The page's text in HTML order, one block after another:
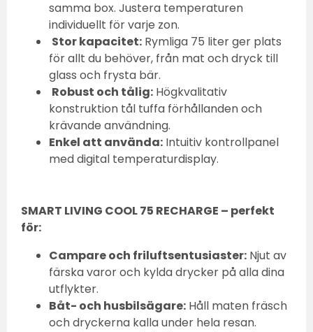
samma box. Justera temperaturen
individuellt för varje zon.
Stor kapacitet: Rymliga 75 liter ger plats
för allt du behöver, från mat och dryck till
glass och frysta bär.
Robust och tålig: Högkvalitativ
konstruktion tål tuffa förhållanden och
krävande användning.
Enkel att använda: Intuitiv kontrollpanel
med digital temperaturdisplay.
SMART LIVING COOL 75 RECHARGE – perfekt
för:
Campare och friluftsentusiaster: Njut av
färska varor och kylda drycker på alla dina
utflykter.
Båt- och husbilsägare: Håll maten fräsch
och dryckerna kalla under hela resan.